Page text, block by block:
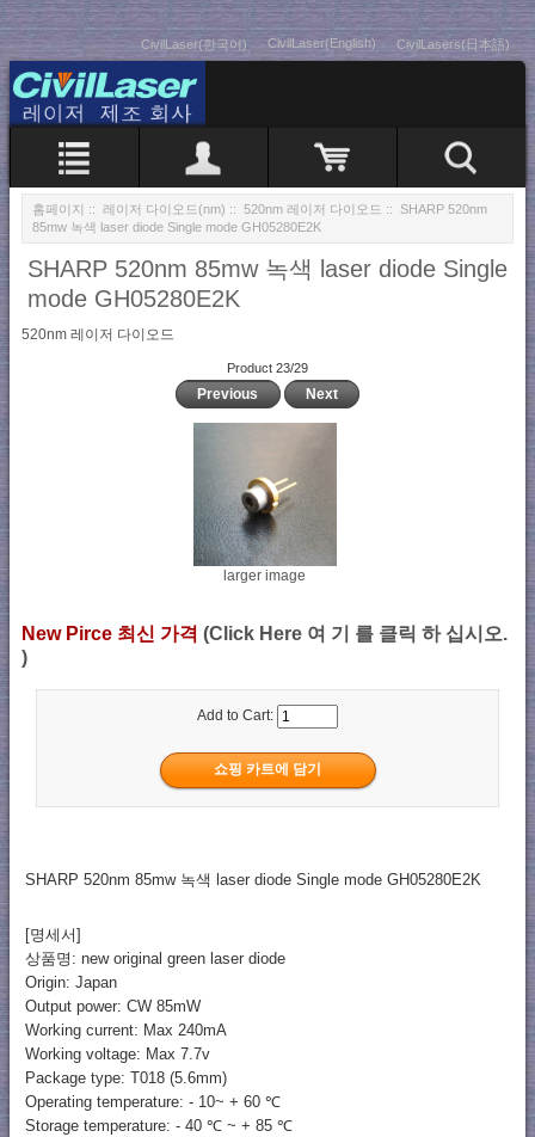
CivilLaser(한국어) CivilLaser(English) CivilLasers(日本語)
홈페이지 :: 레이저 다이오드(nm) :: 520nm 레이저 다이오드 :: SHARP 520nm
85mw 녹색 laser diode Single mode GH05280E2K
SHARP 520nm 85mw 녹색 laser diode Single
mode GH05280E2K
520nm 레이저 다이오드
Product 23/29
Previous Next
larger image
New Pirce 최신 가격 (Click Here 여 기 를 클릭 하 십시오.
)
Add to Cart:
SHARP 520nm 85mw 녹색 laser diode Single mode GH05280E2K
[명세서]
상품명: new original green laser diode
Origin: Japan
Output power: CW 85mW
Working current: Max 240mA
Working voltage: Max 7.7v
Package type: T018 (5.6mm)
Operating temperature: - 10~ + 60 ℃
Storage temperature: - 40 ℃ ~ + 85 ℃